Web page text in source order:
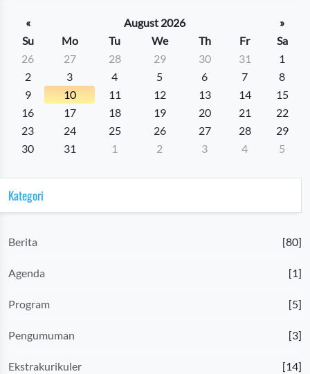
« August 2026
»
Su
Mo Tu We Th Fr
Sa
26
27 28 29 30 31
1
2
3 4 5 6 7
8
9
10 11 12 13 14
15
16
17 18 19 20 21
22
23
24 25 26 27 28
29
30
31 1 2 3 4 5
Kategori
Berita [80]
Agenda [1]
Program [5]
Pengumuman [3]
Ekstrakurikuler [14]